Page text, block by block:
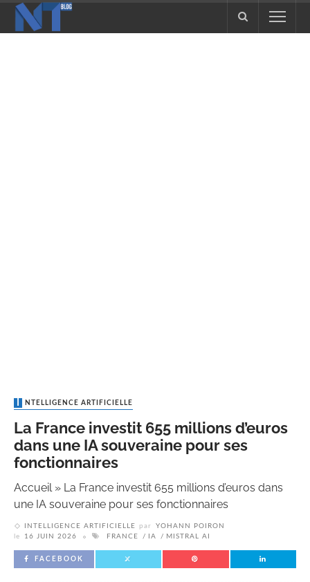
INTELLIGENCE ARTIFICIELLE
La France investit 655 millions d’euros
dans une IA souveraine pour ses
fonctionnaires
Accueil» La France investit 655 millions d’euros dans
une IA souveraine pour ses fonctionnaires
INTELLIGENCE ARTIFICIELLE par
YOHANN POIRON
le
16 JUIN 2026 FRANCE IA MISTRAL AI
FACEBOOK